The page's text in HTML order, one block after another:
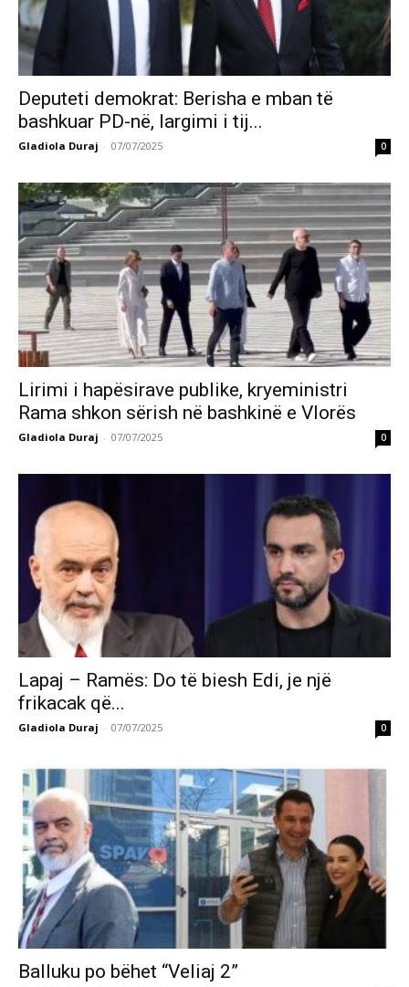
Deputeti demokrat: Berisha e mban të
bashkuar PD-në, largimi i tij...
Gladiola Duraj - 07/07/2025 0
Lirimi i hapësirave publike, kryeministri
Rama shkon sërish në bashkinë e Vlorës
Gladiola Duraj - 07/07/2025 0
Lapaj – Ramës: Do të biesh Edi, je një
frikacak që...
Gladiola Duraj - 07/07/2025 0
Balluku po bëhet “Veliaj 2”